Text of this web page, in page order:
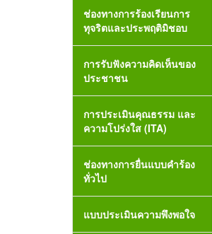
ช่องทางการร้องเรียนการ
ทุจริตและประพฤติมิชอบ
การรับฟังความคิดเห็นของ
ประชาชน
การประเมินคุณธรรม และ
ความโปร่งใส (ITA)
ช่องทางการยื่นแบบคำร้อง
ทั่วไป
แบบประเมินความพึงพอใจ